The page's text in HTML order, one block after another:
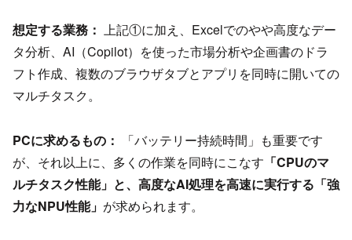
想定する業務： 上記①に加え、Excelでのやや高度なデー
タ分析、AI（Copilot）を使った市場分析や企画書のドラ
フト作成、複数のブラウザタブとアプリを同時に開いての
マルチタスク。
PCに求めるもの：
「バッテリー持続時間」も重要です
が、それ以上に、多くの作業を同時にこなす 「CPUのマ
ルチタスク性能」と、高度なAI処理を高速に実行する「強
力なNPU性能」 が求められます。